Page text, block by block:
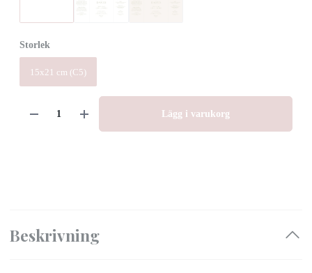
Storlek
15x21 cm (C5)
Lägg i varukorg
Beskrivning